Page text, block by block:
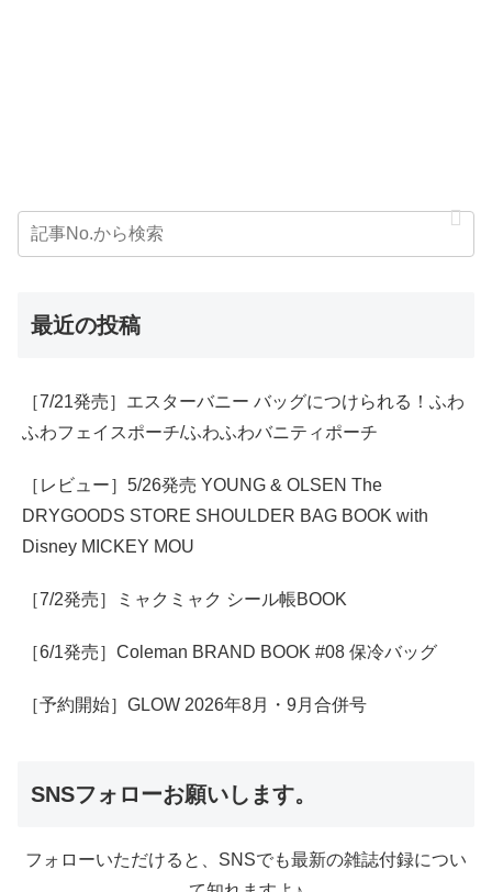
最近の投稿
［7/21発売］エスターバニー バッグにつけられる！ふわ
ふわフェイスポーチ/ふわふわバニティポーチ
［レビュー］5/26発売 YOUNG & OLSEN The
DRYGOODS STORE SHOULDER BAG BOOK with
Disney MICKEY MOU
［7/2発売］ミャクミャク シール帳BOOK
［6/1発売］Coleman BRAND BOOK #08 保冷バッグ
［予約開始］GLOW 2026年8月・9月合併号
SNSフォローお願いします。
フォローいただけると、SNSでも最新の雑誌付録につい